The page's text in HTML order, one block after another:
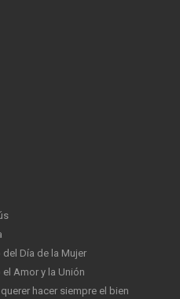
Día de la Mujer
Amor y la Unión
hacer siempre el bien